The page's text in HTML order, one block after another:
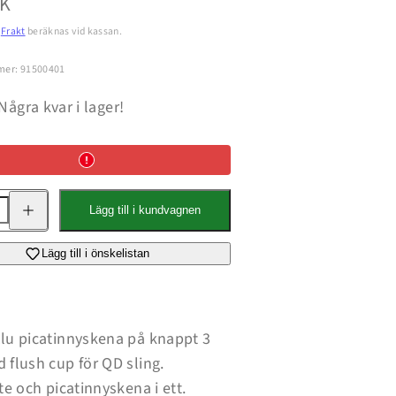
Frakt beräknas vid kassan.
91500401
kvar i lager!
kvantitet
LOK
Flush
Lägg till i kundvagnen
Lägg till i önskelistan
picatinnyskena på knappt 3
flush cup för QD sling.
och picatinnyskena i ett.